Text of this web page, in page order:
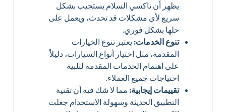
يظهر أن تاكسي السلام يستجيب بشكل
سريع لأي مشكلات قد تحدث، ويعمل على
حلها بشكل فوري.
تنوع الخدمات:يعتبر تنوع الخيارات
المقدمة، مثل اختيار أنواع السيارات، دليلاً
على اهتمام الخدمات المقدمة لتلبية
احتياجات جميع العملاء.
تقييمات إيجابية:مما لا شك فيه أن تقنية
التطبيق الحديثة وسهولة الاستخدام جعلت